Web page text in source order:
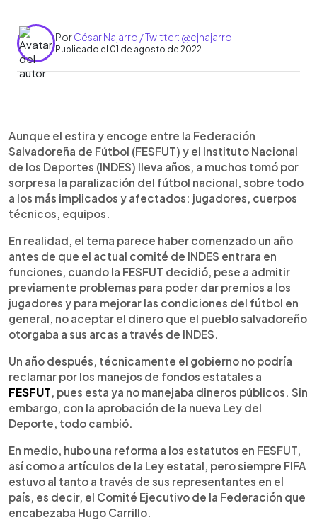
PorCésar Najarro / Twitter: @cjnajarro
Publicado el 01 de agosto de 2022
Escuchar artículo
Aunque el estira y encoge entre la Federación
Salvadoreña de Fútbol (FESFUT) y el Instituto Nacional
de los Deportes (INDES) lleva años, a muchos tomó por
sorpresa la paralización del fútbol nacional, sobre todo
a los más implicados y afectados: jugadores, cuerpos
técnicos, equipos.
En realidad, el tema parece haber comenzado un año
antes de que el actual comité de INDES entrara en
funciones, cuando la FESFUT decidió, pese a admitir
previamente problemas para poder dar premios a los
jugadores y para mejorar las condiciones del fútbol en
general, no aceptar el dinero que el pueblo salvadoreño
otorgaba a sus arcas a través de INDES.
Un año después, técnicamente el gobierno no podría
reclamar por los manejos de fondos estatales a
FESFUT , pues esta ya no manejaba dineros públicos. Sin
embargo, con la aprobación de la nueva Ley del
Deporte, todo cambió.
En medio, hubo una reforma a los estatutos en FESFUT,
así como a artículos de la Ley estatal, pero siempre FIFA
estuvo al tanto a través de sus representantes en el
país, es decir, el Comité Ejecutivo de la Federación que
encabezaba Hugo Carrillo.